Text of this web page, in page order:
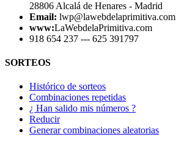
28806 Alcalá de Henares - Madrid
Email: lwp@lawebdelaprimitiva.com
www:LaWebdelaPrimitiva.com
918 654 237 --- 625 391797
SORTEOS
Histórico de sorteos
Combinaciones repetidas
¿ Han salido mis números ?
Reducir
Generar combinaciones aleatorias